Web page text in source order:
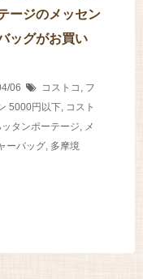
ージのメッセン
ッグがお買い
06 コストコ , フ
5000円以下, コスト
タンポーテージ, メ
ーバッグ, 多摩境